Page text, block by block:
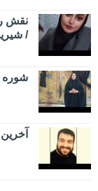
نقش
/
شوره